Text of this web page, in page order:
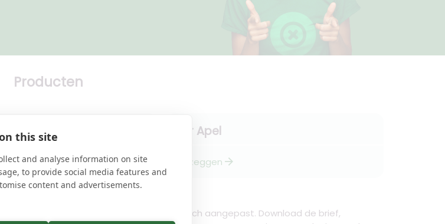
this site
and analyse information on site
to provide social media features and
content and advertisements.
Producten
Ter Apel
Opzeggen arrow_forward
gegevens in en de brief wordt automatisch aangepast. Download de brief,